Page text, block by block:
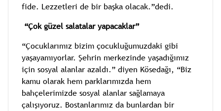
fide. Lezzetleri de bir başka olacak.”dedi.
“Çok güzel salatalar yapacaklar”
“Çocuklarımız bizim çocukluğumuzdaki gibi
yaşayamıyorlar. Şehrin merkezinde yaşadığımız
için sosyal alanlar azaldı.” diyen Kösedağı, “Biz
kamu olarak hem parklarımızda hem
bahçelerimizde sosyal alanlar sağlamaya
çalışıyoruz. Bostanlarımız da bunlardan bir